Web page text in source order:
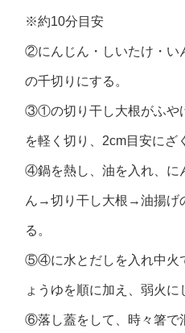
※約10分目安
②にんじん・しいたけ・い
の千切りにする。
③①の切り干し大根がふや
を軽く切り、2cm目安にざ
④鍋を熱し、油を入れ、に
ん→切り干し大根→油揚げ
る。
⑤④に水とだしを入れ中火
ょうゆを順に加え、弱火に
⑥落し蓋をして、時々箸で